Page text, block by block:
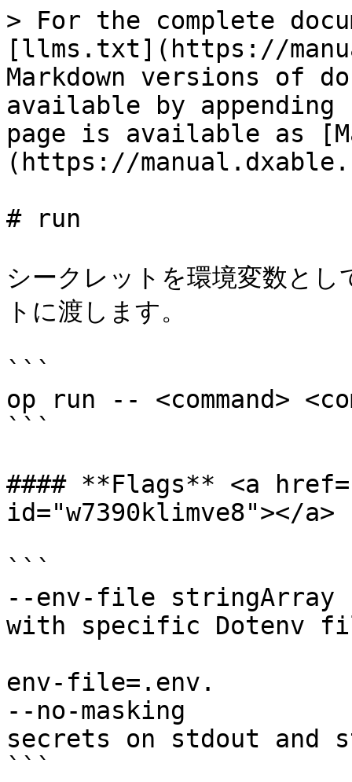
> For the complete
[llms.txt](https://
Markdown versions of
available by
page is available as
(https://
# run
シークレットを環境変数と
トに渡します。
```
op run -- <command>
```
#### **Flags** <a
id="w7390klimve8"></a>
```
--env-file stringArray
with specific Dotenv
env-file=.env.
--no-masking
secrets on stdout and
```